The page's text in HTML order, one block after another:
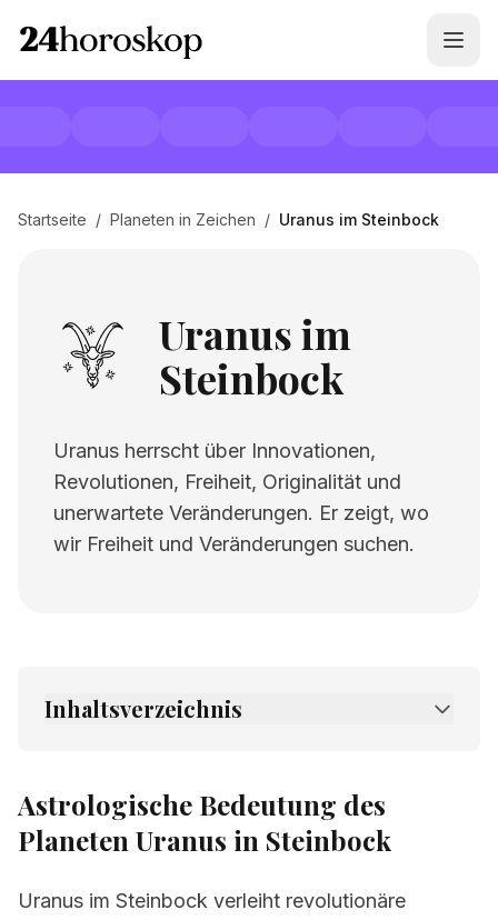
Startseite / Planeten in Zeichen / Uranus im Steinbock
Uranus im
Steinbock
Uranus herrscht über Innovationen,
Revolutionen, Freiheit, Originalität und
unerwartete Veränderungen. Er zeigt, wo
wir Freiheit und Veränderungen suchen.
Inhaltsverzeichnis
2. Verwandte Seiten
Astrologische Bedeutung des
Planeten Uranus in Steinbock
Uranus im Steinbock verleiht revolutionäre